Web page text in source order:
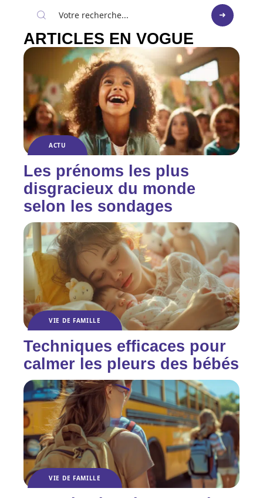
ARTICLES EN VOGUE
ACTU
Les prénoms les plus
disgracieux du monde
selon les sondages
VIE DE FAMILLE
Techniques efficaces pour
calmer les pleurs des bébés
VIE DE FAMILLE